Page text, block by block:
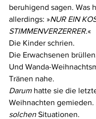
beruhigend sagen. Was
allerdings: »NUR EIN
STIMMENVERZERRER.«
Die Kinder schrien.
Die Erwachsenen
Und Wanda-
Tränen nahe.
Darum hatte sie die
Weihnachten gemieden.
solchen Situationen.